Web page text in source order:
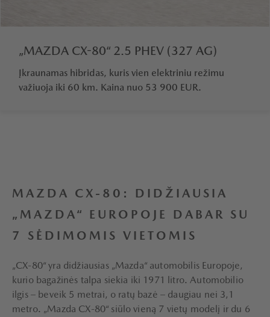
„MAZDA CX-80“ 2.5 PHEV (327 AG)
Įkraunamas hibridas, kuris vien elektriniu režimu
važiuoja iki 60 km. Kaina nuo 53 900 EUR.
MAZDA CX-80: DIDŽIAUSIA
„MAZDA“ EUROPOJE DABAR SU
7 SĖDIMOMIS VIETOMIS
„CX-80“ yra didžiausias „Mazda“ automobilis Europoje,
kurio bagažinės talpa siekia iki 1971 litro. Automobilio
ilgis – beveik 5 metrai, o ratų bazė – daugiau nei 3,1
metro. „Mazda CX-80“ siūlo vieną 7 vietų modelį ir du 6